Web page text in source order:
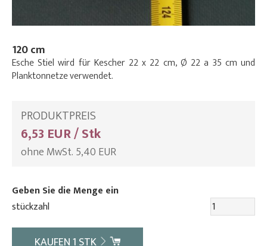
120 cm
Esche Stiel wird für Kescher 22 x 22 cm, Ø 22 a 35 cm und
Planktonnetze verwendet.
PRODUKTPREIS
6,53 EUR / Stk
ohne MwSt. 5,40 EUR
Geben Sie die Menge ein
stückzahl